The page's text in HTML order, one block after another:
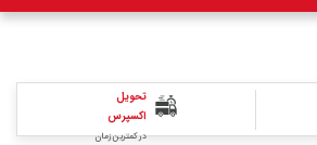
تحویل
اکسپرس
در کمترین زمان